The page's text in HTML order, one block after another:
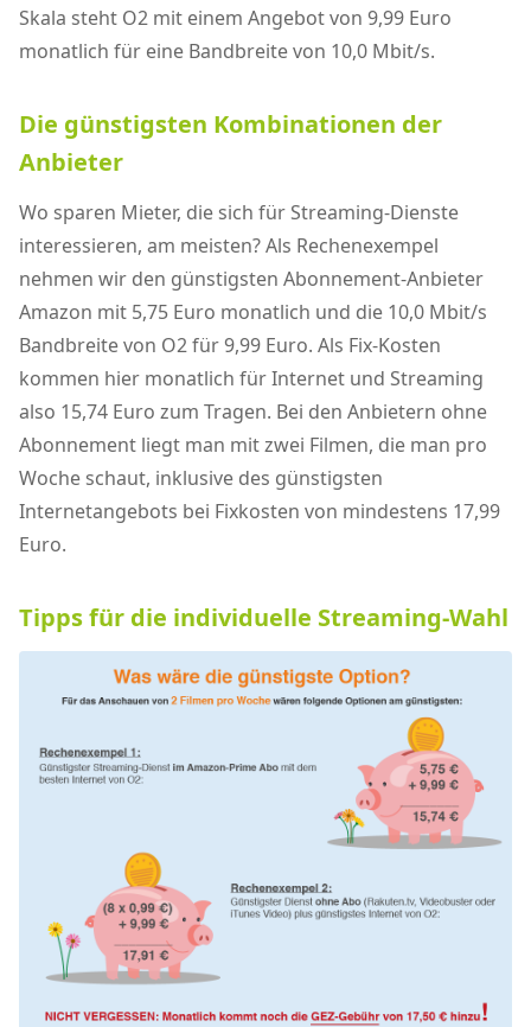
Skala steht O2 mit einem Angebot von 9,99 Euro
monatlich für eine Bandbreite von 10,0 Mbit/s.
Die günstigsten Kombinationen der
Anbieter
Wo sparen Mieter, die sich für Streaming-Dienste
interessieren, am meisten? Als Rechenexempel
nehmen wir den günstigsten Abonnement-Anbieter
Amazon mit 5,75 Euro monatlich und die 10,0 Mbit/s
Bandbreite von O2 für 9,99 Euro. Als Fix-Kosten
kommen hier monatlich für Internet und Streaming
also 15,74 Euro zum Tragen. Bei den Anbietern ohne
Abonnement liegt man mit zwei Filmen, die man pro
Woche schaut, inklusive des günstigsten
Internetangebots bei Fixkosten von mindestens 17,99
Euro.
Tipps für die individuelle Streaming-Wahl